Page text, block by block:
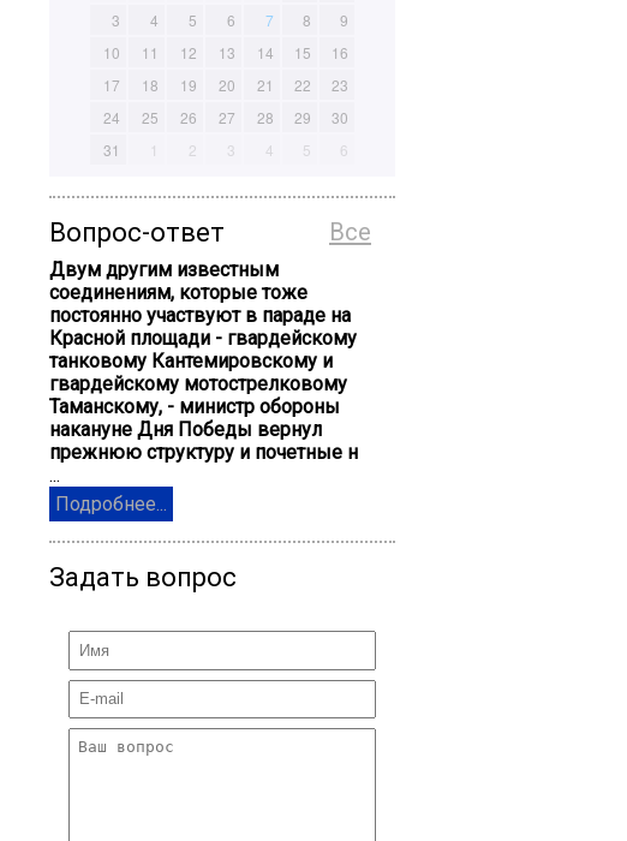
3
4 5 6 7 8
9
10
11 12 13 14 15
16
17
18 19 20 21 22
23
24
25 26 27 28 29
30
31
1 2 3 4 5 6
Все
Вопрос-ответ
Двум другим известным
соединениям, которые тоже
постоянно участвуют в параде на
Красной площади - гвардейскому
танковому Кантемировскому и
гвардейскому мотострелковому
Таманскому, - министр обороны
накануне Дня Победы вернул
прежнюю структуру и почетные н
...
Подробнее...
Задать вопрос